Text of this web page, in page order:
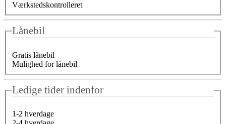
Værkstedskontrolleret
Lånebil
Gratis lånebil
Mulighed for lånebil
Ledige tider indenfor
1-2 hverdage